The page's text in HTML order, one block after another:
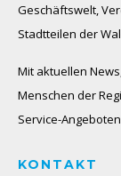
Geschäftswelt,
Stadtteilen der
Mit aktuellen
Menschen der
Service-
KONTAKT